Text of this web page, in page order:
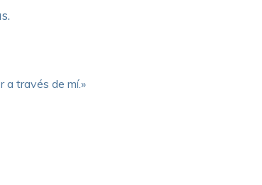
a través de mí.»